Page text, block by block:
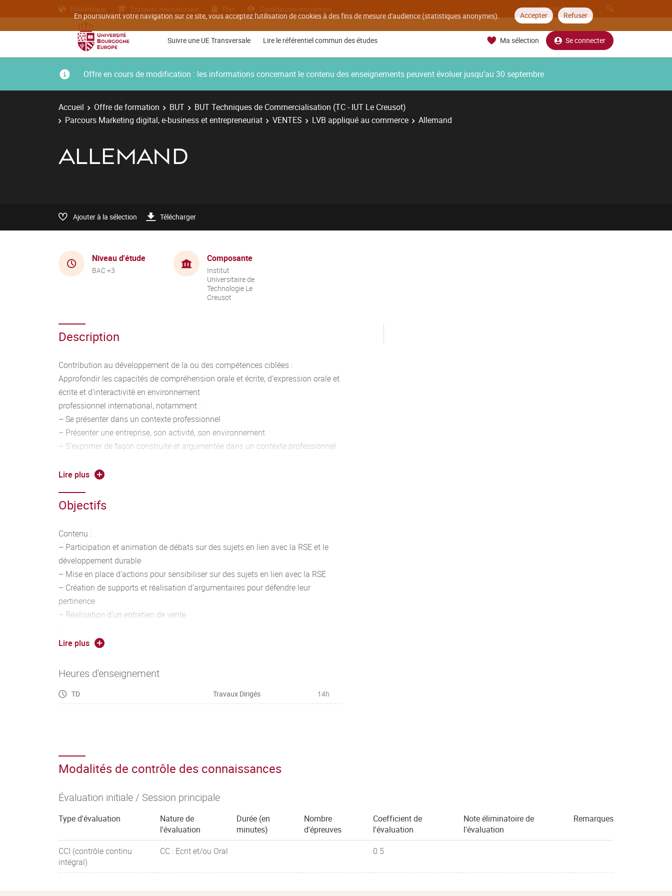
En poursuivant votre navigation sur ce site, vous acceptez l'utilisation de cookies à des fins de mesure d'audience (statistiques anonymes). Accepter Refuser
Bibliothèque Etudiants internationaux Plan Candidatures inscriptions
Suivre une UE Transversale Lire le référentiel commun des études Ma sélection Se connecter
Offre en cours de modification : les informations concernant le contenu des enseignements peuvent évoluer jusqu’au 30 septembre
Accueil Offre de formation BUT
BUT Techniques de Commercialisation (TC - IUT Le Creusot)
Parcours Marketing digital, e-business et entrepreneuriat
VENTES LVB appliqué au commerce Allemand
ALLEMAND
Ajouter à la sélection Télécharger
Niveau d'étude
BAC +3
Composante
Institut
Universitaire de
Technologie Le
Creusot
Description
Contribution au développement de la ou des compétences ciblées :
Approfondir les capacités de compréhension orale et écrite, d’expression orale et
écrite et d’interactivité en environnement
professionnel international, notamment :
– Se présenter dans un contexte professionnel
– Présenter une entreprise, son activité, son environnement
– S’exprimer de façon construite et argumentée dans un contexte professionnel
situation.
Lire plus
Objectifs
Contenu :
– Participation et animation de débats sur des sujets en lien avec la RSE et le
développement durable
– Mise en place d’actions pour sensibiliser sur des sujets en lien avec la RSE
– Création de supports et réalisation d’argumentaires pour défendre leur
pertinence
– Réalisation d’un entretien de vente
– Travailler entre autres les éléments suivants : conjugaison et emploi des
en contexte, forme interrogative, formules de politesse, possession, comparatifs,
discours direct et indirect, syntaxe
– Veiller à la qualité phonétique et idiomatique de l’expression
– Argumenter et défendre son opinion / ses choix
Lire plus
Heures d'enseignement
TD Travaux Dirigés 14h
Modalités de contrôle des connaissances
Évaluation initiale / Session principale
Type d'évaluation
Nature de
l'évaluation
Durée (en
minutes)
Nombre
d'épreuves
Coefficient de
l'évaluation
Note éliminatoire de
l'évaluation
Remarques
CCI (contrôle continu
intégral)
CC : Ecrit et/ou Oral 0.5